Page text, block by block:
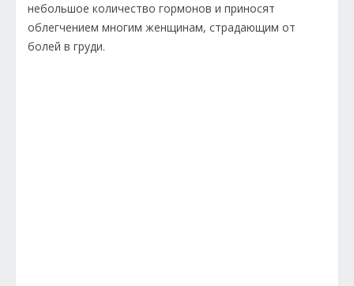
небольшое количество гормонов и приносят
облегчением многим женщинам, страдающим от
болей в груди.